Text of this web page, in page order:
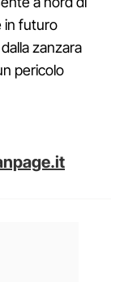
in futuro
zanzara
pericolo